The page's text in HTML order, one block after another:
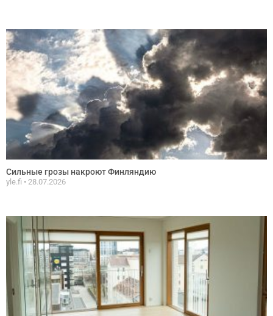
Сильные грозы накроют Финляндию
yle.fi 28.07.2026